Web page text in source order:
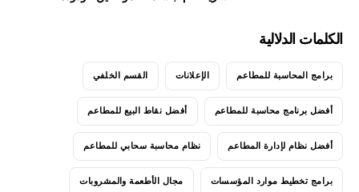
الكلمات الدلالية
برامج المحاسبة للمطاعم الإعلانات القسم الخلفي
أفضل برنامج محاسبة للمطاعم أفضل نقاط البيع للمطاعم
أفضل نظام لإدارة المطاعم نظام محاسبة سحابي للمطاعم
برامج تخطيط موارد المؤسسات مجال الأطعمة والمشروبات